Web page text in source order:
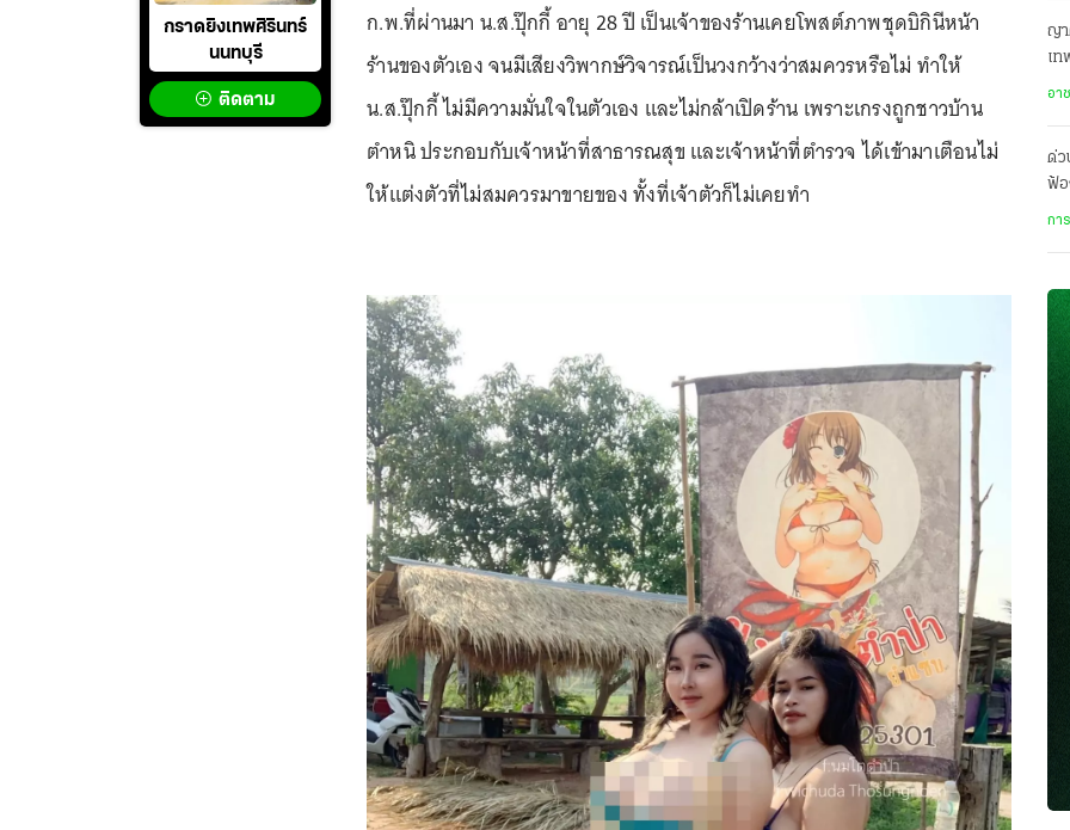
กราดยิงเทพศิรินทร์
นนทบุรี
ติดตาม
ก.พ.ที่ผ่านมา น.ส.ปุ๊กกี้ อายุ 28 ปี เป็นเจ้าของร้านเคยโพสต์ภาพชุดบิกินีหน้า
ร้านของตัวเอง จนมีเสียงวิพากษ์วิจารณ์เป็นวงกว้างว่าสมควรหรือไม่ ทำให้
น.ส.ปุ๊กกี้ ไม่มีความมั่นใจในตัวเอง และไม่กล้าเปิดร้าน เพราะเกรงถูกชาวบ้าน
ตำหนิ ประกอบกับเจ้าหน้าที่สาธารณสุข และเจ้าหน้าที่ตำรวจ ได้เข้ามาเตือนไม่
ให้แต่งตัวที่ไม่สมควรมาขายของ ทั้งที่เจ้าตัวก็ไม่เคยทำ
ญา
เท
อา
ด่ว
ฟ้อ
ป
กา